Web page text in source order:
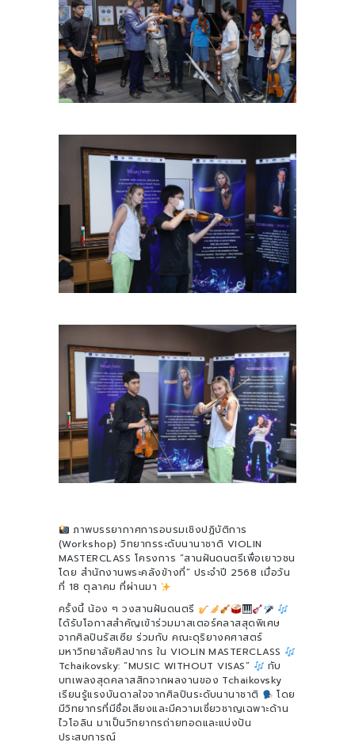
ภาพบรรยากาศการอบรมเชิงปฏิบัติการ
(Workshop) วิทยากรระดับนานาชาติ VIOLIN
MASTERCLASS โครงการ “สานฝันดนตรีเพื่อเยาวชน
โดย สำนักงานพระคลังข้างที่” ประจำปี 2568 เมื่อวัน
ที่ 18 ตุลาคม ที่ผ่านมา
ครั้งนี้ น้อง ๆ วงสานฝันดนตรี
ได้รับโอกาสสำคัญเข้าร่วมมาสเตอร์คลาสสุดพิเศษ
จากศิลปินรัสเซีย ร่วมกับ คณะดุริยางคศาสตร์
มหาวิทยาลัยศิลปากร ใน VIOLIN MASTERCLASS
Tchaikovsky: “MUSIC WITHOUT VISAS”
กับ
บทเพลงสุดคลาสสิกจากผลงานของ Tchaikovsky
เรียนรู้แรงบันดาลใจจากศิลปินระดับนานาชาติ
โดย
มีวิทยากรที่มีชื่อเสียงและมีความเชี่ยวชาญเฉพาะด้าน
ไวโอลิน มาเป็นวิทยากรถ่ายทอดและแบ่งปัน
ประสบการณ์